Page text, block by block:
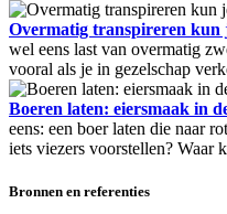
Overmatig transpireren kun
wel eens last van overmatig
vooral als je in gezelschap
Boeren laten: eiersmaak in
eens: een boer laten die naar
iets viezers voorstellen? Waar
Bronnen en referenties